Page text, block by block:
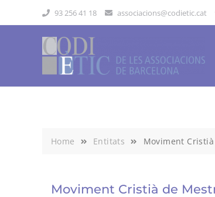
93 256 41 18 associacions@codietic.cat
Home Entitats Moviment
Moviment Cristià de